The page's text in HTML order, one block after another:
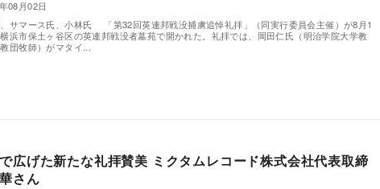
08月02日
サマース氏、小林氏 「第32回英連邦戦没捕虜追悼礼拝」（同実行委員会主催）が8月1
浜市保土ヶ谷区の英連邦戦没者墓苑で開かれた。礼拝では、岡田仁氏（明治学院大学教
団牧師）がマタイ...
広げた新たな礼拝賛美 ミクタムレコード株式会社代表取締
さん